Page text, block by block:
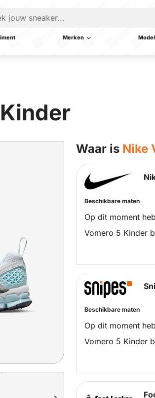
Merken
Waar is Nike
Beschikbare maten
Op dit moment
Vomero 5 Kinder
Beschikbare maten
Op dit moment
Vomero 5 Kinder